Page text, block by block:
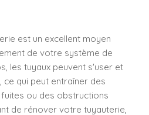
est un excellent moyen
de votre système de
les tuyaux peuvent s'user et
qui peut entraîner des
ou des obstructions
de rénover votre tuyauterie,